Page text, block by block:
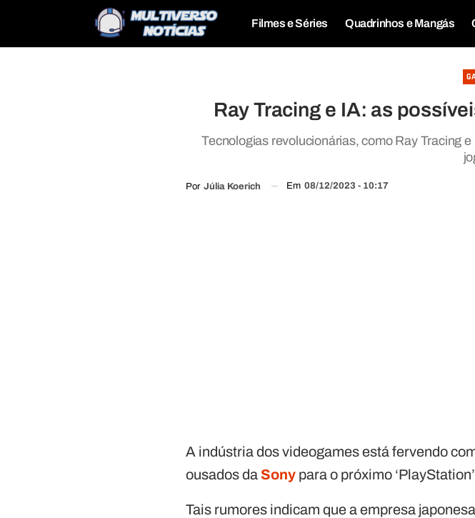
Filmes e Séries Quadrinhos e Mangás
Ray Tracing e IA: as
Tecnologias revolucionárias, como Ray Tracing
Por Júlia Koerich Em 08/12/2023 - 10:17
A indústria dos videogames está fervendo
ousados da Sony para o próximo
Tais rumores indicam que a empresa